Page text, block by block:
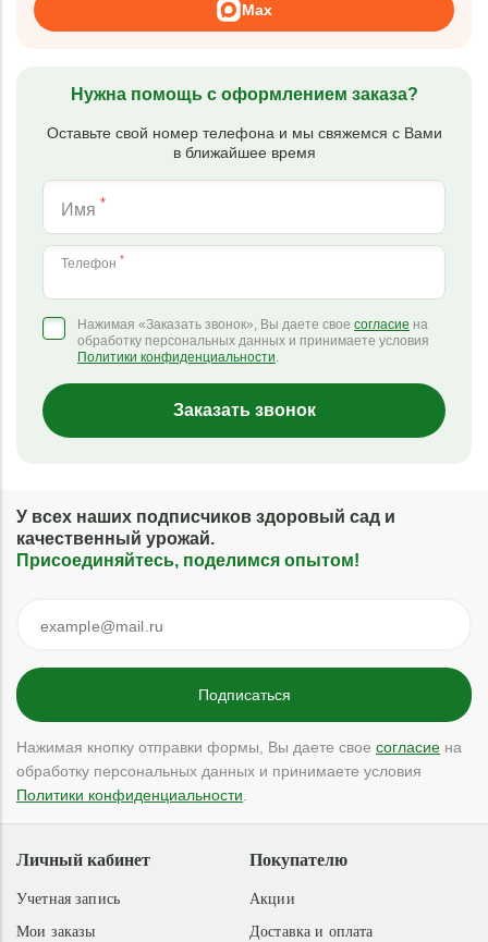
Max
Нужна помощь с оформлением заказа?
Оставьте свой номер телефона и мы свяжемся с Вами
в ближайшее время
Имя *
Телефон *
Нажимая «Заказать звонок», Вы даете свое согласие на
обработку персональных данных и принимаете условия
Политики конфиденциальности.
Заказать звонок
У всех наших подписчиков здоровый сад и
качественный урожай.
Присоединяйтесь, поделимся опытом!
Нажимая кнопку отправки формы, Вы даете свое согласие на
обработку персональных данных и принимаете условия
Политики конфиденциальности
Покупателю
Акции
Доставка и оплата
Личный кабинет
Учетная запись
Мои заказы